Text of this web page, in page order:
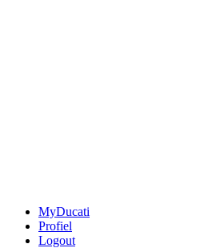
MyDucati
Profiel
Logout